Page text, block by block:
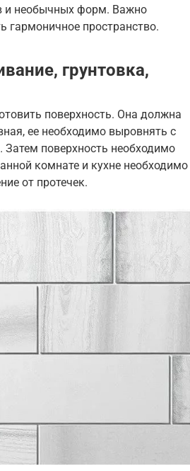
и необычных форм. Важно
гармоничное пространство.
грунтовка,
поверхность. Она должна
ее необходимо выровнять с
поверхность необходимо
комнате и кухне необходимо
от протечек.